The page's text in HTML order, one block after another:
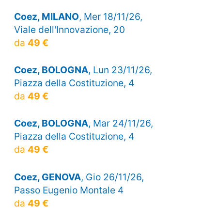
Coez, MILANO, Mer 18/11/26,
Viale dell'Innovazione, 20
da 49 €
Coez, BOLOGNA, Lun 23/11/26,
Piazza della Costituzione, 4
da 49 €
Coez, BOLOGNA, Mar 24/11/26,
Piazza della Costituzione, 4
da 49 €
Coez, GENOVA, Gio 26/11/26,
Passo Eugenio Montale 4
da 49 €